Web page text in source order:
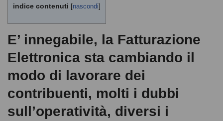
c
e
b
o
o
k
tt
er
at
s
A
p
p
d
di
t
e
n
g
er
vi
di
indice contenuti [nascondi]
E’ innegabile, la Fatturazione
Elettronica sta cambiando il
modo di lavorare dei
contribuenti, molti i dubbi
sull’operatività, diversi i